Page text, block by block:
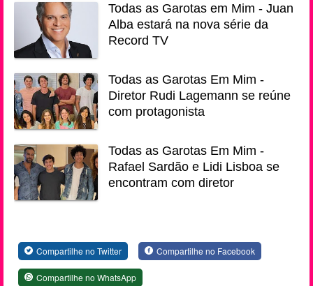
Todas as Garotas em Mim - Juan
Alba estará na nova série da
Record TV
Todas as Garotas Em Mim -
Diretor Rudi Lagemann se reúne
com protagonista
Todas as Garotas Em Mim -
Rafael Sardão e Lidi Lisboa se
encontram com diretor
Compartilhe no Twitter Compartilhe no Facebook
Compartilhe no WhatsApp